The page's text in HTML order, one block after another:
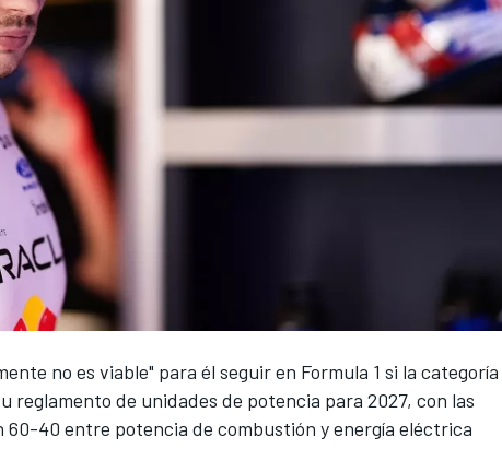
no es viable" para él seguir en Formula 1 si la categoría
reglamento de unidades de potencia para 2027, con las
60-40 entre potencia de combustión y energía eléctrica